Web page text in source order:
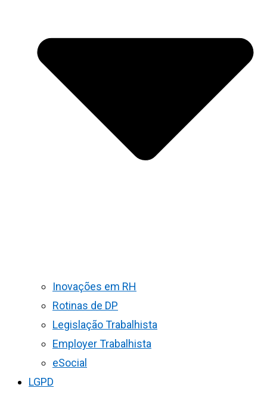
Inovações em RH
Rotinas de DP
Legislação Trabalhista
Employer Trabalhista
eSocial
LGPD